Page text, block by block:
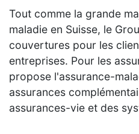
Tout comme la grande
maladie en Suisse, le
couvertures pour les
entreprises. Pour les
propose l'assurance-
assurances
assurances-vie et des